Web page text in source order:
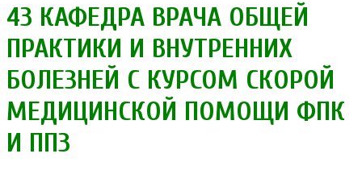
43 КАФЕДРА ВРАЧА ОБЩЕЙ
ПРАКТИКИ И ВНУТРЕННИХ
БОЛЕЗНЕЙ С КУРСОМ СКОРОЙ
МЕДИЦИНСКОЙ ПОМОЩИ ФПК
И ПП3